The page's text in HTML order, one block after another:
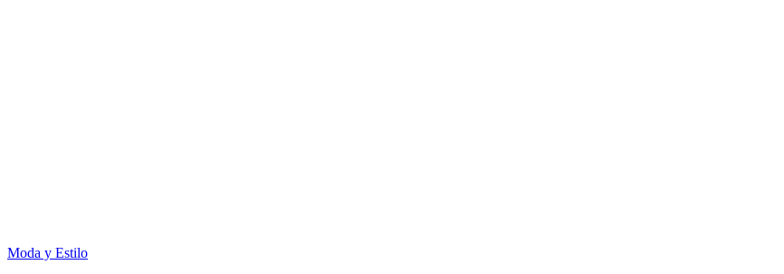
Moda y Estilo